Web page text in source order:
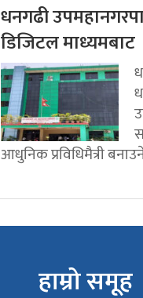
धनगढी
डिजिटल माध्यमबाट
आधुनिक प्रविधिमैत्री
हाम्रो समूह